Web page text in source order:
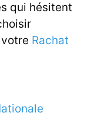
qui hésitent
Rachat